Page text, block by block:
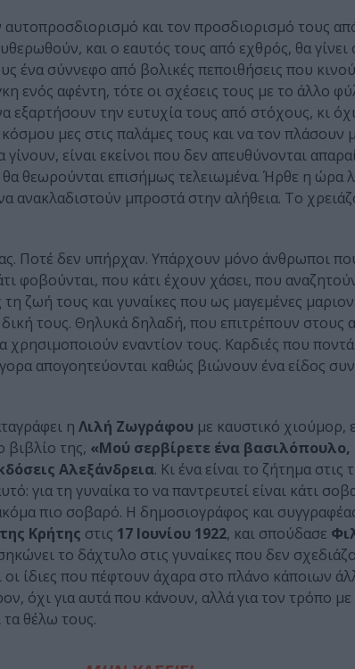
αυτοπροσδιορισμό και τον προσδιορισμό τους
και ο εαυτός τους από εχθρός, θα γίνει
ένα σύννεφο από βολικές πεποιθήσεις που
ενός αφέντη, τότε οι σχέσεις τους με το άλλο
εξαρτήσουν την ευτυχία τους από στόχους, κι
μες στις παλάμες τους και να τον πλάσουν
είναι εκείνοι που δεν απευθύνονται
θεωρούνται επισήμως τελειωμένα. Ήρθε η ώρα
ανακλαδιστούν μπροστά στην αλήθεια. Το
Ποτέ δεν υπήρχαν. Υπάρχουν μόνο άνθρωποι
φοβούνται, που κάτι έχουν χάσει, που
ζωή τους και γυναίκες που ως μαγεμένες
τους. Θηλυκά δηλαδή, που επιτρέπουν στους
χρησιμοποιούν εναντίον τους. Καρδιές που
απογοητεύονται καθώς βιώνουν ένα είδος
η Λιλή Ζωγράφου με καυστικό χιούμορ,
βιβλίο της, «Μού σερβίρετε ένα
Αλεξάνδρεια. Κι ένα είναι το ζήτημα στις
για τη γυναίκα το να παντρευτεί είναι κάτι
πιο σοβαρό. Η δημοσιογράφος και
Κρήτης στις 17 Ιουνίου 1922, και σπούδασε
το δάχτυλο στις γυναίκες που δεν
οι ίδιες που πέφτουν άχαρα στο πλάνο κάποιων
όχι για αυτά που κάνουν, αλλά για τον τρόπο
θέλω τους.